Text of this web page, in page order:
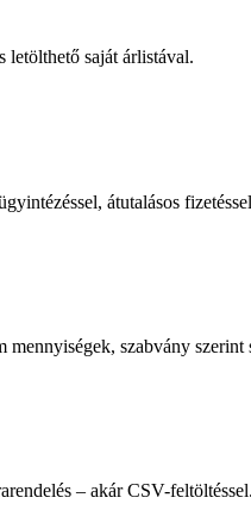
letölthető saját árlistával.
átutalásos
szabvány szerint
– akár CSV-feltöltéssel.